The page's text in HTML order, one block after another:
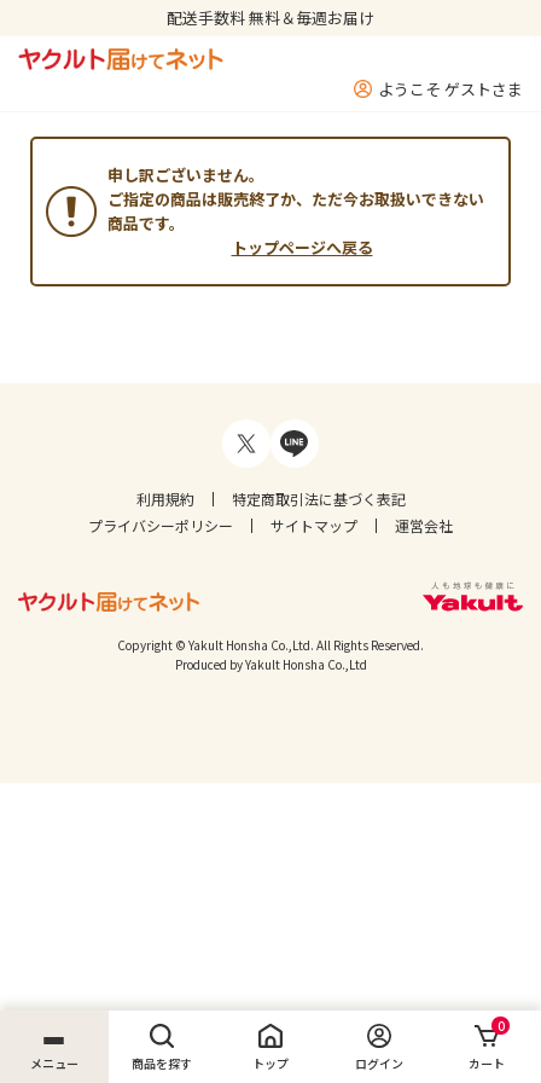
配送手数料 無料＆毎週お届け
ようこそ ゲストさま
メニュー 商品を探す トップ ログイン
0
カート
申し訳ございません。
ご指定の商品は販売終了か、ただ今お取扱いできない
商品です。
トップページへ戻る
利用規約
特定商取引法に基づく表記
プライバシーポリシー
サイトマップ 運営会社
Copyright © Yakult Honsha Co.,Ltd. All Rights Reserved.
Produced by Yakult Honsha Co.,Ltd